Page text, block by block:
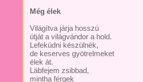
Még élek
Világítva járja hosszú
útját a világvándor a hold.
Lefeküdni készülnék,
de keserves gyötrelmeket
élek át.
Lábfejem zsibbad,
mintha férgek